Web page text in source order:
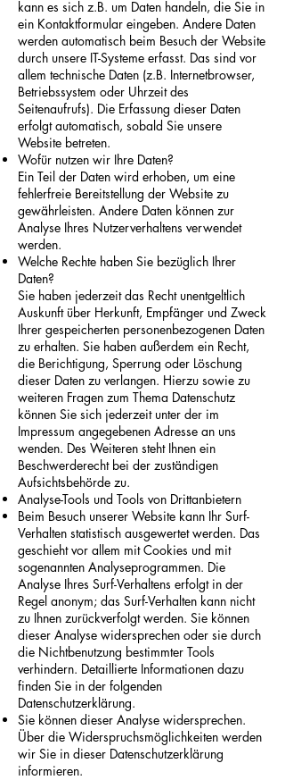
kann es sich z.B. um Daten handeln, die Sie in
ein Kontaktformular eingeben. Andere Daten
werden automatisch beim Besuch der Website
durch unsere IT-Systeme erfasst. Das sind vor
allem technische Daten (z.B. Internetbrowser,
Betriebssystem oder Uhrzeit des
Seitenaufrufs). Die Erfassung dieser Daten
erfolgt automatisch, sobald Sie unsere
Website betreten.
Wofür nutzen wir Ihre Daten?
Ein Teil der Daten wird erhoben, um eine
fehlerfreie Bereitstellung der Website zu
gewährleisten. Andere Daten können zur
Analyse Ihres Nutzerverhaltens verwendet
werden.
Welche Rechte haben Sie bezüglich Ihrer
Daten?
Sie haben jederzeit das Recht unentgeltlich
Auskunft über Herkunft, Empfänger und Zweck
Ihrer gespeicherten personenbezogenen Daten
zu erhalten. Sie haben außerdem ein Recht,
die Berichtigung, Sperrung oder Löschung
dieser Daten zu verlangen. Hierzu sowie zu
weiteren Fragen zum Thema Datenschutz
können Sie sich jederzeit unter der im
Impressum angegebenen Adresse an uns
wenden. Des Weiteren steht Ihnen ein
Beschwerderecht bei der zuständigen
Aufsichtsbehörde zu.
Analyse-Tools und Tools von Drittanbietern
Beim Besuch unserer Website kann Ihr Surf-
Verhalten statistisch ausgewertet werden. Das
geschieht vor allem mit Cookies und mit
sogenannten Analyseprogrammen. Die
Analyse Ihres Surf-Verhaltens erfolgt in der
Regel anonym; das Surf-Verhalten kann nicht
zu Ihnen zurückverfolgt werden. Sie können
dieser Analyse widersprechen oder sie durch
die Nichtbenutzung bestimmter Tools
verhindern. Detaillierte Informationen dazu
finden Sie in der folgenden
Datenschutzerklärung.
Sie können dieser Analyse widersprechen.
Über die Widerspruchsmöglichkeiten werden
wir Sie in dieser Datenschutzerklärung
informieren.